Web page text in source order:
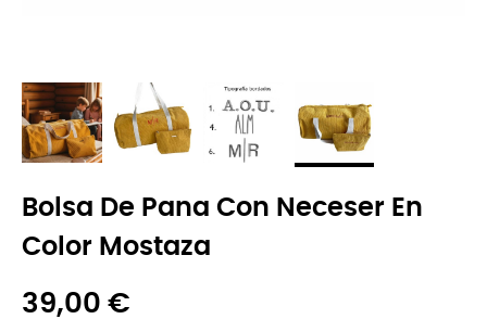
Bolsa De Pana Con Neceser En
Color Mostaza
39,00 €